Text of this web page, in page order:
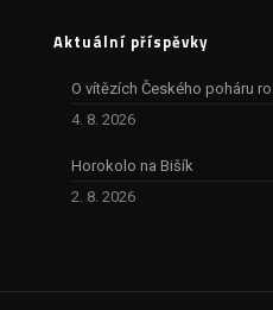
Aktuální příspěvky
O vítězích Českého poháru
4. 8. 2026
Horokolo na Bišík
2. 8. 2026